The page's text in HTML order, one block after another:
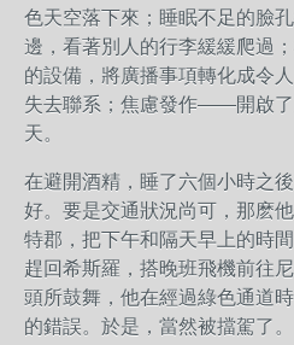
色天空落下來；睡眠不足的臉
邊，看著別人的行李緩緩爬過
的設備，將廣播事項轉化成令
失去聯系；焦慮發作——開啟
天。
在避開酒精，睡了六個小時之
好。要是交通狀況尚可，那麽
特郡，把下午和隔天早上的時
趕回希斯羅，搭晚班飛機前往
頭所鼓舞，他在經過綠色通道
的錯誤。於是，當然被擋駕了。